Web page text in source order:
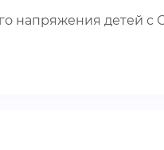
напряжения детей с